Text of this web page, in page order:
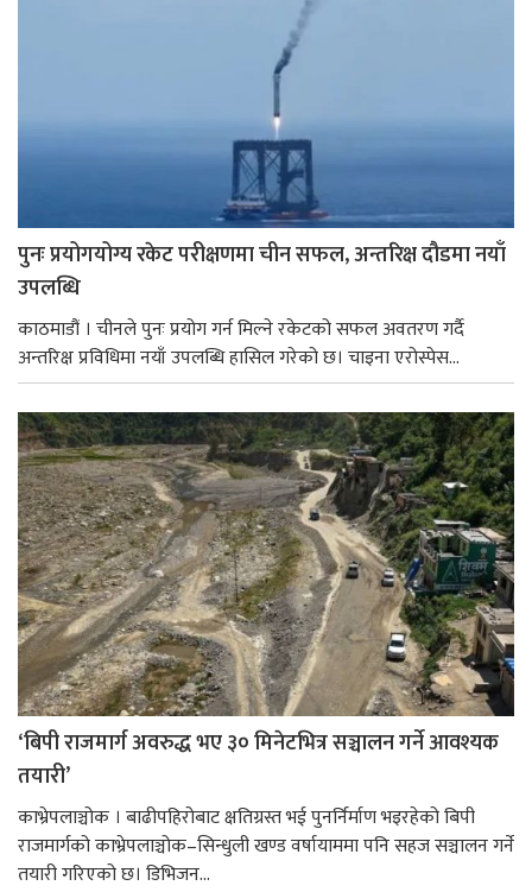
पुनः प्रयोगयोग्य रकेट परीक्षणमा चीन सफल, अन्तरिक्ष दौडमा नयाँ
उपलब्धि
काठमाडौं । चीनले पुनः प्रयोग गर्न मिल्ने रकेटको सफल अवतरण गर्दै
अन्तरिक्ष प्रविधिमा नयाँ उपलब्धि हासिल गरेको छ। चाइना एरोस्पेस...
‘बिपी राजमार्ग अवरुद्ध भए ३० मिनेटभित्र सञ्चालन गर्ने आवश्यक
तयारी’
काभ्रेपलाञ्चोक । बाढीपहिरोबाट क्षतिग्रस्त भई पुनर्निर्माण भइरहेको बिपी
राजमार्गको काभ्रेपलाञ्चोक–सिन्धुली खण्ड वर्षायाममा पनि सहज सञ्चालन गर्ने
तयारी गरिएको छ। डिभिजन...